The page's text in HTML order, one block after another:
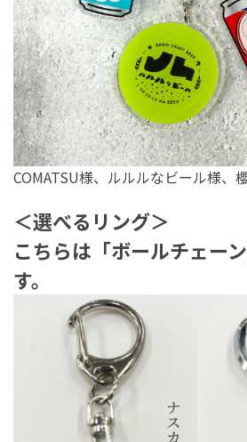
COMATSU様、ルルルなビール様、
＜選べるリング＞
こちらは「ボールチェー
す。